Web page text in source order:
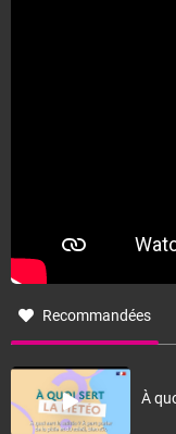
Recommandées
À